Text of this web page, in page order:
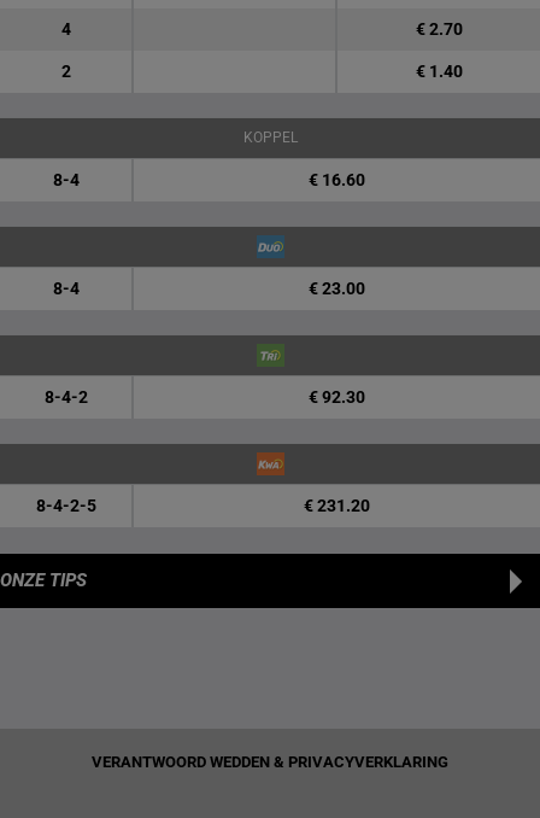
4 € 2.70
2 € 1.40
KOPPEL
8-4 € 16.60
8-4 € 23.00
8-4-2 € 92.30
8-4-2-5 € 231.20
ONZE TIPS
VERANTWOORD WEDDEN & PRIVACYVERKLARING